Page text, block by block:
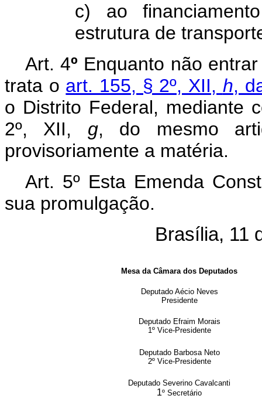
c) ao
estrutura de
Art. 4º Enquanto não
trata o art. 155, § 2º, XII, h,
o Distrito Federal, mediante
2º, XII, g, do mesmo
provisoriamente a matéria.
Art. 5º Esta Emenda
sua promulgação.
Brasília, 11
Mesa da Câmara dos Deputados
Deputado Aécio Neves
Presidente
Deputado Efraim Morais
1º Vice-Presidente
Deputado Barbosa Neto
2º Vice-Presidente
Deputado Severino Cavalcanti
1º Secretário